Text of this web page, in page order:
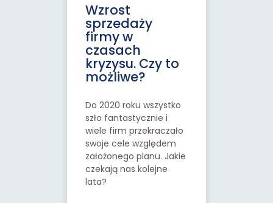
Wzrost
sprzedaży
firmy w
czasach
kryzysu. Czy to
możliwe?
Do 2020 roku wszystko
szło fantastycznie i
wiele firm przekraczało
swoje cele względem
założonego planu. Jakie
czekają nas kolejne
lata?